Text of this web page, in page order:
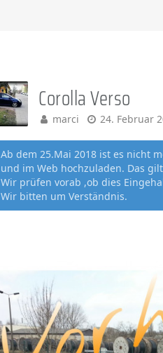
Corolla Verso
marci 24. Februar
Ab dem 25.Mai 2018 ist es nicht
und im Web hochzuladen. Das
Wir prüfen vorab ,ob dies
Wir bitten um Verständnis.